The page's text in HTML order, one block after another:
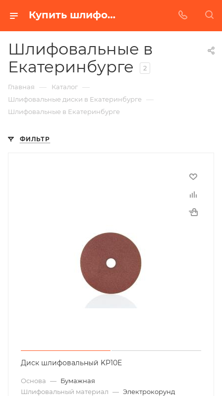
Купить шлифовальные в Екатеринбурге | Низкая цена от производителя
Шлифовальные в
Екатеринбурге
2
Главная — Каталог —
Шлифовальные диски в Екатеринбурге —
Шлифовальные в Екатеринбурге
ФИЛЬТР
Диск шлифовальный KP10E
Основа — Бумажная
Шлифовальный материал — Электрокорунд